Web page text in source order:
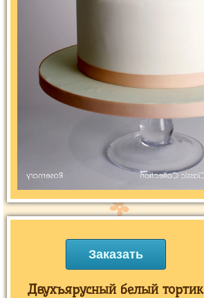
Заказать
Двухъярусный белый тортик